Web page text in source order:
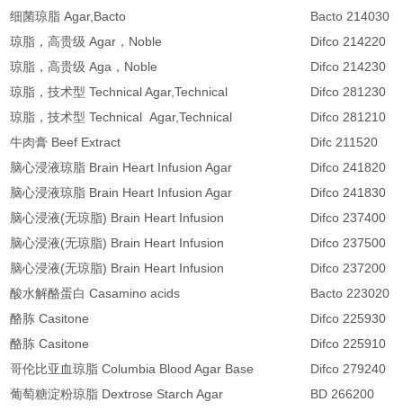
细菌琼脂 Agar,Bacto
Bacto 214030
琼脂，高贵级 Agar，Noble
Difco 214220
琼脂，高贵级 Aga，Noble
Difco 214230
琼脂，技术型 Technical Agar,Technical
Difco 281230
琼脂，技术型 Technical Agar,Technical
Difco 281210
牛肉膏 Beef Extract
Difc 211520
脑心浸液琼脂 Brain Heart Infusion Agar
Difco 241820
脑心浸液琼脂 Brain Heart Infusion Agar
Difco 241830
脑心浸液(无琼脂) Brain Heart Infusion
Difco 237400
脑心浸液(无琼脂) Brain Heart Infusion
Difco 237500
脑心浸液(无琼脂) Brain Heart Infusion
Difco 237200
酸水解酪蛋白 Casamino acids
Bacto 223020
酪胨 Casitone
Difco 225930
酪胨 Casitone
Difco 225910
哥伦比亚血琼脂 Columbia Blood Agar Base
Difco 279240
葡萄糖淀粉琼脂 Dextrose Starch Agar
BD 266200